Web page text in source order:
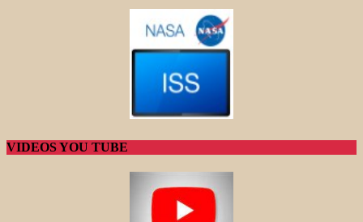
VIDEOS YOU TUBE